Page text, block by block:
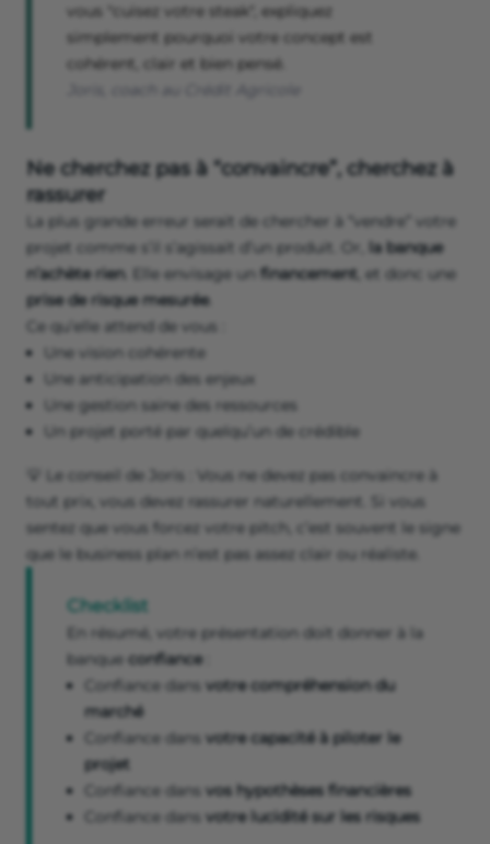
vous "cuisez votre steak", expliquez
simplement pourquoi votre concept est
cohérent, clair et bien pensé.
Ne cherchez pas à “convaincre”, cherchez à
rassurer
La plus grande erreur serait de chercher à “vendre” votre
projet comme s’il s’agissait d’un produit. Or,
la banque
n’achète rien. Elle envisage un financement , et donc une
prise de risque mesurée.
Ce qu’elle attend de vous :
Une vision cohérente
Une anticipation des enjeux
Une gestion saine des ressources
Un projet porté par quelqu’un de crédible
💡 Le conseil de Joris : Vous ne devez pas convaincre à
tout prix, vous devez rassurer naturellement. Si vous
sentez que vous forcez votre pitch, c’est souvent le signe
que le business plan n’est pas assez clair ou réaliste.
Checklist
En résumé, votre présentation doit donner à la
banque confiance:
Confiance dans votre compréhension du
marché
Confiance dans votre capacité à piloter le
projet
Confiance dans vos hypothèses financières
Confiance dans votre lucidité sur les risques